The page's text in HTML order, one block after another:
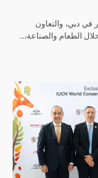
في دبي، والتعاون
الطعام والصناعة،...